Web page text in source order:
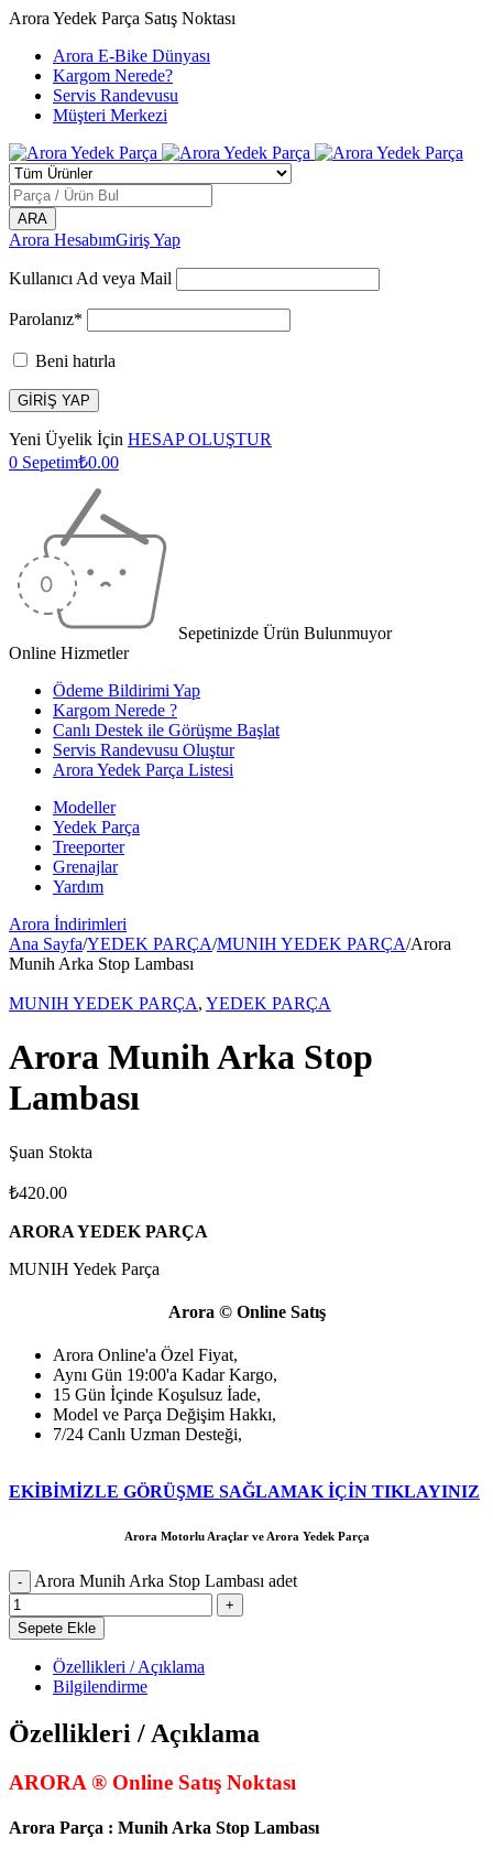
Arora Yedek Parça Satış Noktası
Arora E-Bike Dünyası
Kargom Nerede?
Servis Randevusu
Müşteri Merkezi
Arora HesabımGiriş Yap
Kullanıcı Ad veya Mail
Parolanız*
Beni hatırla
Yeni Üyelik İçin HESAP OLUŞTUR
0 Sepetim₺0.00
Sepetinizde Ürün Bulunmuyor
Online Hizmetler
Ödeme Bildirimi Yap
Kargom Nerede ?
Canlı Destek ile Görüşme Başlat
Servis Randevusu Oluştur
Arora Yedek Parça Listesi
Modeller
Yedek Parça
Treeporter
Grenajlar
Yardım
Arora İndirimleri
Ana Sayfa/YEDEK PARÇA/MUNIH YEDEK PARÇA/Arora
Munih Arka Stop Lambası
MUNIH YEDEK PARÇA, YEDEK PARÇA
Arora Munih Arka Stop
Lambası
Şuan Stokta
₺420.00
ARORA YEDEK PARÇA
MUNIH Yedek Parça
Arora © Online Satış
Arora Online'a Özel Fiyat,
Aynı Gün 19:00'a Kadar Kargo,
15 Gün İçinde Koşulsuz İade,
Model ve Parça Değişim Hakkı,
7/24 Canlı Uzman Desteği,
EKİBİMİZLE GÖRÜŞME SAĞLAMAK İÇİN TIKLAYINIZ
Arora Motorlu Araçlar ve Arora Yedek Parça
Arora Munih Arka Stop Lambası adet
Sepete Ekle
Özellikleri / Açıklama
Bilgilendirme
Özellikleri / Açıklama
ARORA ® Online Satış Noktası
Arora Parça : Munih Arka Stop Lambası